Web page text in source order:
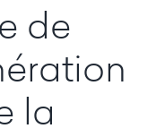
de
la